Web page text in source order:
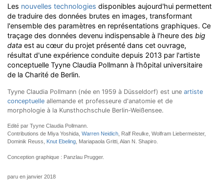
Les nouvelles technologies disponibles aujourd'hui permettent
de traduire des données brutes en images, transformant
l'ensemble des paramètres en représentations graphiques. Ce
traçage des données devenu indispensable à l'heure des big
data est au cœur du projet présenté dans cet ouvrage,
résultat d'une expérience conduite depuis 2013 par l'artiste
conceptuelle Tyyne Claudia Pollmann à l'hôpital universitaire
de la Charité de Berlin.
Tyyne Claudia Pollmann (née en 1959 à Düsseldorf) est une artiste
conceptuelle allemande et professeure d'anatomie et de
morphologie à la Kunsthochschule Berlin-Weißensee.
Edité par Tyyne Claudia Pollmann.
Contributions de Miya Yoshida, Warren Neidich , Ralf Reulke, Wolfram Liebermeister,
Dominik Reuss, Knut Ebeling , Mariapaola Gritti, Alan N. Shapiro.
Conception graphique : Panzlau Prugger.
paru en janvier 2018